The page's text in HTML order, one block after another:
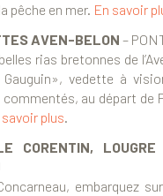
pêche en mer. En savoir
AVEN-BELON –
rias bretonnes de
vedette à
au départ de
savoir plus.
CORENTIN, LOUGRE
embarquez